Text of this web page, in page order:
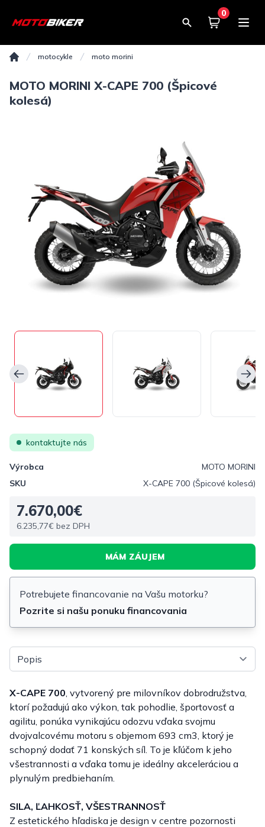
0
Košík 0,00€
motocykle moto morini
MOTO MORINI X-CAPE 700 (Špicové
kolesá)
kontaktujte nás
Výrobca
MOTO MORINI
SKU
X-CAPE 700 (Špicové kolesá)
7.670,00€
6.235,77€ bez DPH
MÁM ZÁUJEM
Potrebujete financovanie na Vašu motorku?
Pozrite si našu ponuku financovania
Vyberte tab
X-CAPE 700, vytvorený pre milovníkov dobrodružstva,
ktorí požadujú ako výkon, tak pohodlie, športovosť a
agilitu, ponúka vynikajúcu odozvu vďaka svojmu
dvojvalcovému motoru s objemom 693 cm3, ktorý je
schopný dodať 71 konských síl. To je kľúčom k jeho
všestrannosti a vďaka tomu je ideálny akceleráciou a
plynulým predbiehaním.
SILA, ĽAHKOSŤ, VŠESTRANNOSŤ
Z estetického hľadiska je design v centre pozornosti